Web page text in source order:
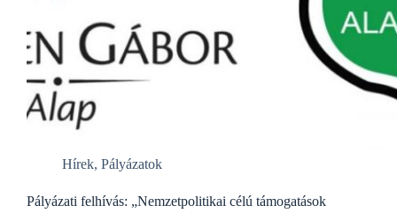
Hírek, Pályázatok
Pályázati felhívás: „Nemzetpolitikai célú támogatások